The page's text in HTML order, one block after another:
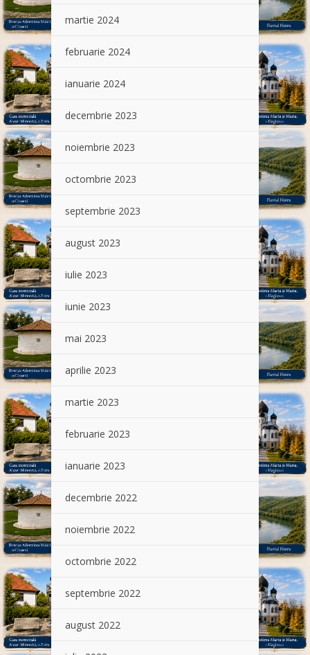
martie 2024
februarie 2024
ianuarie 2024
decembrie 2023
noiembrie 2023
octombrie 2023
septembrie 2023
august 2023
iulie 2023
iunie 2023
mai 2023
aprilie 2023
martie 2023
februarie 2023
ianuarie 2023
decembrie 2022
noiembrie 2022
octombrie 2022
septembrie 2022
august 2022